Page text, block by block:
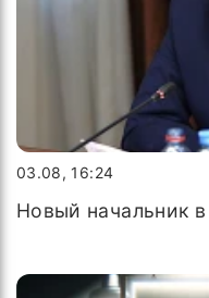
03.08, 16:24
Новый начальник